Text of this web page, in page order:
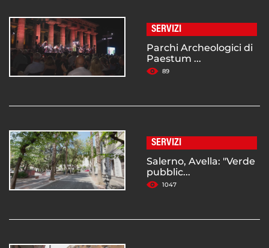
SERVIZI
Parchi Archeologici di
Paestum ...
89
SERVIZI
Salerno, Avella: "Verde
pubblic...
1047